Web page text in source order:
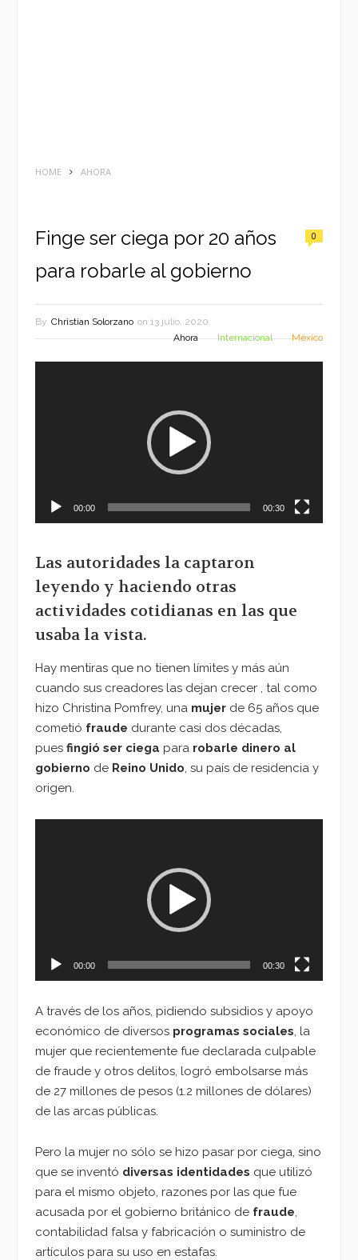
HOME AHORA
Finge ser ciega por 20 años
para robarle al gobierno
0
By Christian Solorzano on 13 julio, 2020
Ahora
Internacional México
00:00 00:30
Las autoridades la captaron
leyendo y haciendo otras
actividades cotidianas en las que
usaba la vista.
Hay mentiras que no tienen límites y más aún
cuando sus creadores las dejan crecer , tal como
hizo Christina Pomfrey, una mujer de 65 años que
cometió fraude durante casi dos décadas,
pues fingió ser ciega para robarle dinero al
gobierno de Reino Unido, su país de residencia y
origen.
00:00 00:30
A través de los años, pidiendo subsidios y apoyo
económico de diversos programas sociales, la
mujer que recientemente fue declarada culpable
de fraude y otros delitos, logró embolsarse más
de 27 millones de pesos (1.2 millones de dólares)
de las arcas públicas.
Pero la mujer no sólo se hizo pasar por ciega, sino
que se inventó diversas identidades que utilizó
para el mismo objeto, razones por las que fue
acusada por el gobierno británico de fraude,
contabilidad falsa y fabricación o suministro de
artículos para su uso en estafas.